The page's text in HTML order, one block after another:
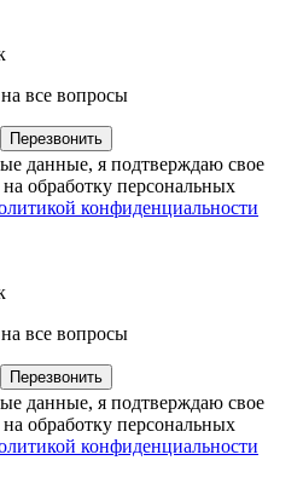
все вопросы
Перезвонить
данные, я подтверждаю свое
обработку персональных
конфиденциальности
все вопросы
Перезвонить
данные, я подтверждаю свое
обработку персональных
конфиденциальности